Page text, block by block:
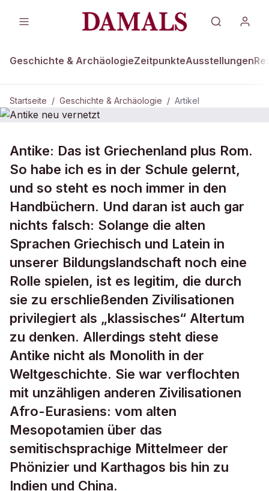
Geschichte & ArchäologieZeitpunkteAusstellungen
Startseite / Geschichte & Archäologie / Artikel
Antike neu vernetzt
Antike: Das ist Griechenland plus Rom.
So habe ich es in der Schule gelernt,
und so steht es noch immer in den
Handbüchern. Und daran ist auch gar
nichts falsch: Solange die alten
Sprachen Griechisch und Latein in
unserer Bildungslandschaft noch eine
Rolle spielen, ist es legitim, die durch
sie zu erschließenden Zivilisationen
privilegiert als „klassisches“ Altertum
zu denken. Allerdings steht diese
Antike nicht als Monolith in der
Weltgeschichte. Sie war verflochten
mit unzähligen anderen Zivilisationen
Afro-Eurasiens: vom alten
Mesopotamien über das
semitischsprachige Mittelmeer der
Phönizier und Karthagos bis hin zu
Indien und China.